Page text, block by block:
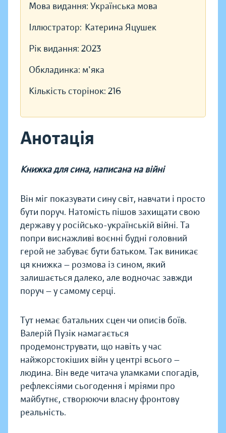
Мова видання: Українська мова
Іллюстратор: Катерина Яцушек
Рік видання: 2023
Обкладинка: м'яка
Кількість сторінок: 216
Анотація
Книжка для сина, написана на війні
Він міг показувати сину світ, навчати і просто
бути поруч. Натомість пішов захищати свою
державу у російсько-українській війні. Та
попри виснажливі воєнні будні головний
герой не забуває бути батьком. Так виникає
ця книжка — розмова із сином, який
залишається далеко, але водночас завжди
поруч — у самому серці.
Тут немає батальних сцен чи описів боїв.
Валерій Пузік намагається
продемонструвати, що навіть у час
найжорстокіших війн у центрі всього —
людина. Він веде читача уламками спогадів,
рефлексіями сьогодення і мріями про
майбутнє, створюючи власну фронтову
реальність.